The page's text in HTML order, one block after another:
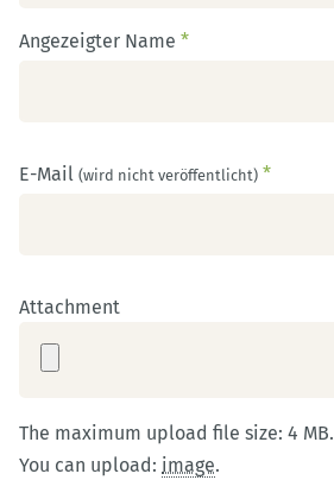
Angezeigter Name *
E-Mail (wird nicht veröffentlicht) *
Attachment
The maximum upload file size: 4 MB.
You can upload: image.